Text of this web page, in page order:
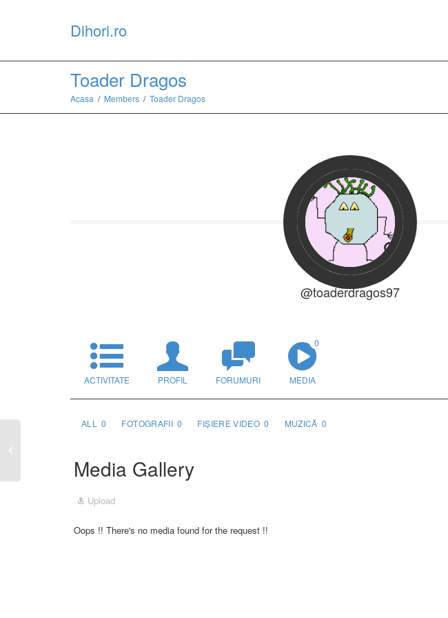
Dihori.ro
Toader Dragos
Acasa Members Toader Dragos
@toaderdragos97
ACTIVITATE PROFIL FORUMURI MEDIA
0
ALL 0 FOTOGRAFII 0 FIȘIERE VIDEO 0 MUZICĂ 0
Media Gallery
Upload
Oops !! There's no media found for the request !!